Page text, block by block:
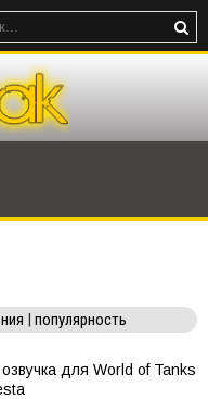
| популярность
для World of Tanks